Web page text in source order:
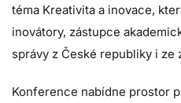
téma Kreativita a inovace,
inovátory, zástupce
správy z České republiky i ze
Konference nabídne prostor